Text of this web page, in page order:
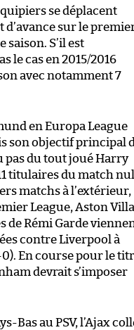
se déplacent
d’avance sur le
S’il est
le cas en 2015/2016
avec notamment 7
en Europa League
son objectif principal
pas du tout joué Harry
titulaires du match nul
matchs à l’extérieur,
League, Aston
de Rémi Garde
contre Liverpool à
En course pour le
devrait s’imposer
Bas au PSV, l’Ajax